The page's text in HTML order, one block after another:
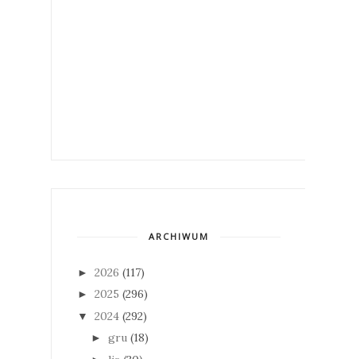
ARCHIWUM
► 2026 (117)
► 2025 (296)
▼ 2024 (292)
► gru (18)